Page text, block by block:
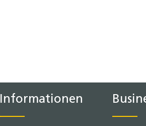
Informationen